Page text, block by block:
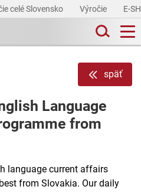
celé Slovensko Výročie E-
späť
Language
from
language current affairs
from Slovakia. Our daily